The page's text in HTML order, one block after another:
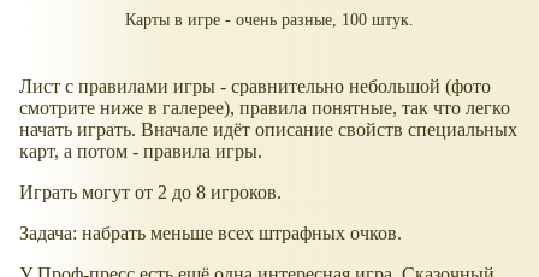
Карты в игре - очень разные, 100 штук.
Лист с правилами игры - сравнительно небольшой (фото
смотрите ниже в галерее), правила понятные, так что легко
начать играть. Вначале идёт описание свойств специальных
карт, а потом - правила игры.
Играть могут от 2 до 8 игроков.
Задача: набрать меньше всех штрафных очков.